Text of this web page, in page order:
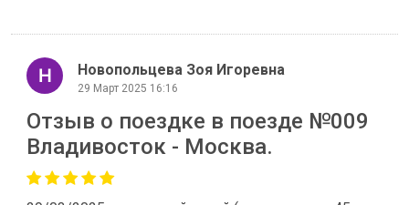
Новопольцева Зоя Игоревна
29 Март 2025 16:16
Отзыв о поездке в поезде №009
Владивосток - Москва.